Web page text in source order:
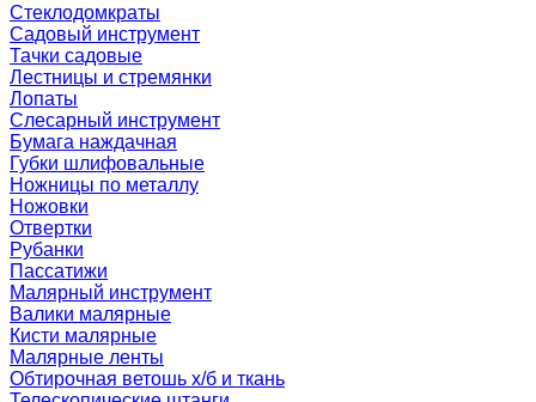
Стеклодомкраты
Садовый инструмент
Тачки садовые
Лестницы и стремянки
Лопаты
Слесарный инструмент
Бумага наждачная
Губки шлифовальные
Ножницы по металлу
Ножовки
Отвертки
Рубанки
Пассатижи
Малярный инструмент
Валики малярные
Кисти малярные
Малярные ленты
Обтирочная ветошь х/б и ткань